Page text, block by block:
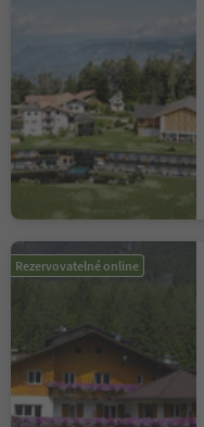
Rezervovatelné online